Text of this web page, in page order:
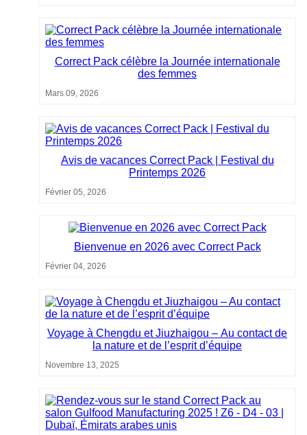
Correct Pack célèbre la Journée internationale
des femmes
Mars 09, 2026
Avis de vacances Correct Pack | Festival du
Printemps 2026
Février 05, 2026
Bienvenue en 2026 avec Correct Pack
Février 04, 2026
Voyage à Chengdu et Jiuzhaigou – Au contact de
la nature et de l’esprit d’équipe
Novembre 13, 2025